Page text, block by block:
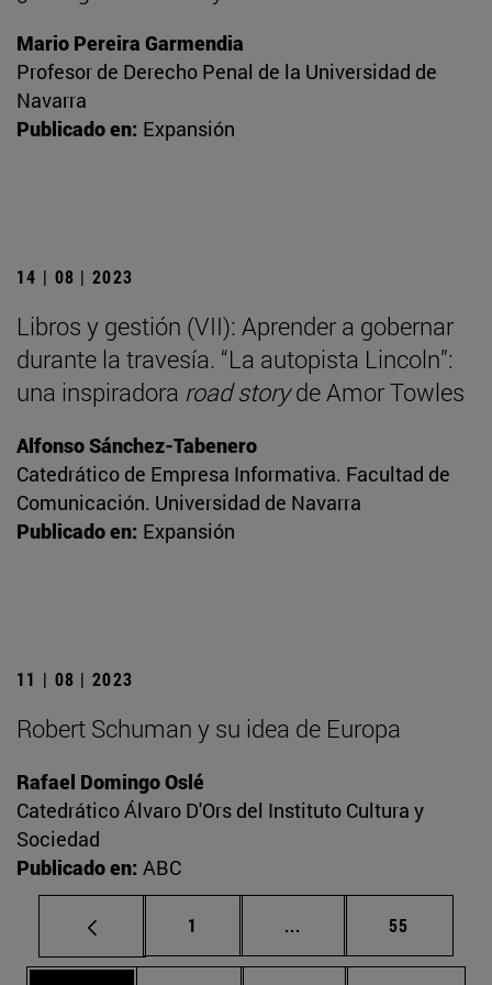
Mario Pereira Garmendia
Profesor de Derecho Penal de la Universidad de
Navarra
Publicado en: Expansión
14 | 08 | 2023
Libros y gestión (VII): Aprender a gobernar
durante la travesía. “La autopista Lincoln”:
una inspiradora road storyde Amor Towles
Alfonso Sánchez-Tabenero
Catedrático de Empresa Informativa. Facultad de
Comunicación. Universidad de Navarra
Publicado en: Expansión
11 | 08 | 2023
Robert Schuman y su idea de Europa
Rafael Domingo Oslé
Catedrático Álvaro D'Ors del Instituto Cultura y
Sociedad
Publicado en: ABC
Página
1 ... Páginas intermedias
Página
55